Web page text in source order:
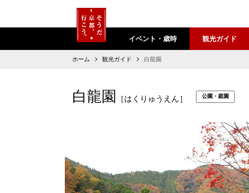
イベント・歳時 観光ガイド
ホーム 観光ガイド 白龍園
白龍園 ［はくりゅうえん］ 公園・庭園